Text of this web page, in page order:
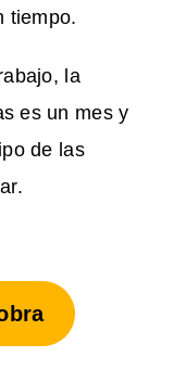
tiempo.
la
es un mes y
de las